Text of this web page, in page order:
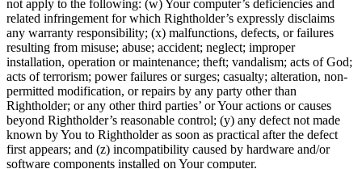
not apply to the following: (w) Your computer’s deficiencies and
related infringement for which Rightholder’s expressly disclaims
any warranty responsibility; (x) malfunctions, defects, or failures
resulting from misuse; abuse; accident; neglect; improper
installation, operation or maintenance; theft; vandalism; acts of God;
acts of terrorism; power failures or surges; casualty; alteration, non-
permitted modification, or repairs by any party other than
Rightholder; or any other third parties’ or Your actions or causes
beyond Rightholder’s reasonable control; (y) any defect not made
known by You to Rightholder as soon as practical after the defect
first appears; and (z) incompatibility caused by hardware and/or
software components installed on Your computer.